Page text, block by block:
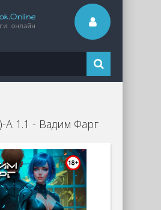
A 1.1 - Вадим Фарг